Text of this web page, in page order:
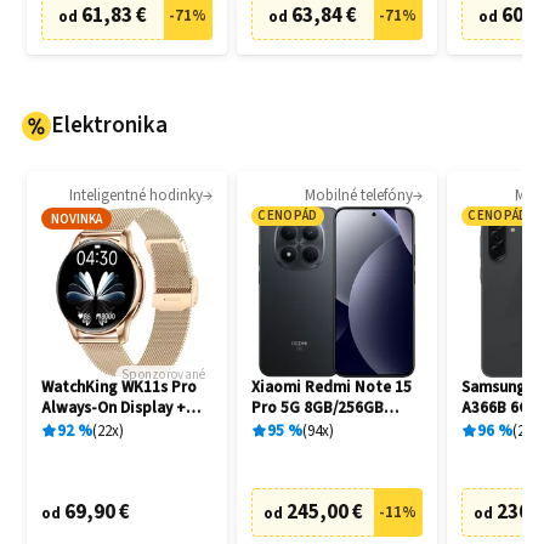
od 61,83 € -71% od 63,84 € -71% od
Elektronika
Inteligentné hodinky
NOVINKA
Sponzorované
WatchKing WK11s Pro
Always-On Display +
Extra remienok
92% 22x
od 69,90 €
Mobilné telefóny
CENOPÁD
Xiaomi Redmi Note 15
Pro 5G 8GB/256GB
Black
95% 94x
od 245,00 € -11%
CENOPÁD
Samsung
A366B
Awesome
96% 20
od